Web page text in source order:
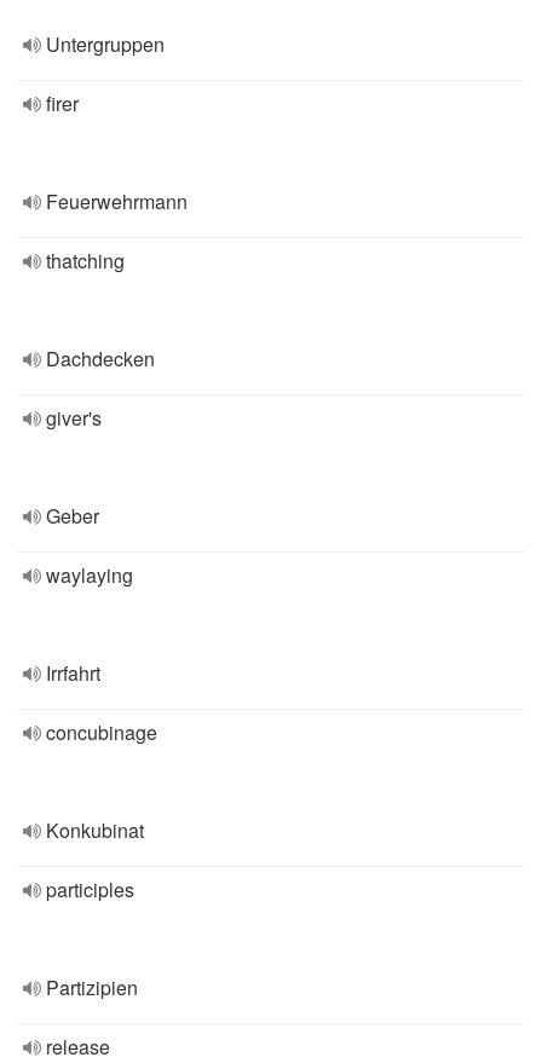
Untergruppen
firer
Feuerwehrmann
thatching
Dachdecken
giver's
Geber
waylaying
Irrfahrt
concubinage
Konkubinat
participles
Partizipien
release